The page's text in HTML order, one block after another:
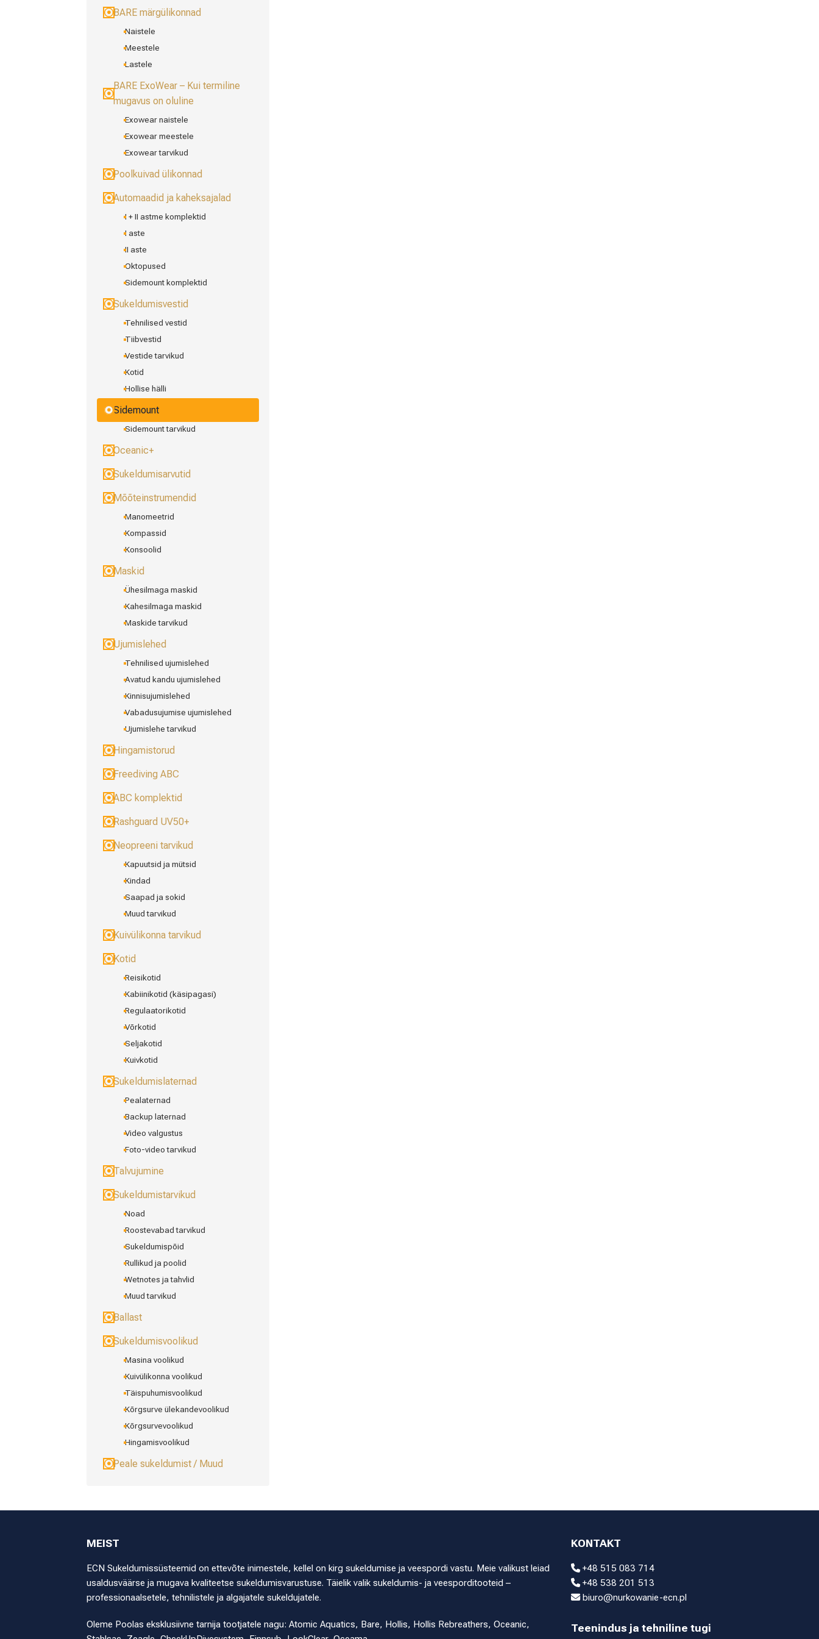
BARE märgülikonnad
Naistele
Meestele
Lastele
BARE ExoWear – Kui termiline
mugavus on oluline
Exowear naistele
Exowear meestele
Exowear tarvikud
Poolkuivad ülikonnad
Automaadid ja kaheksajalad
I + II astme komplektid
I aste
II aste
Oktopused
Sidemount komplektid
Sukeldumisvestid
Tehnilised vestid
Tiibvestid
Vestide tarvikud
Kotid
Hollise hälli
Sidemount
Sidemount tarvikud
Oceanic+
Sukeldumisarvutid
Mõõteinstrumendid
Manomeetrid
Kompassid
Konsoolid
Maskid
Ühesilmaga maskid
Kahesilmaga maskid
Maskide tarvikud
Ujumislehed
Tehnilised ujumislehed
Avatud kandu ujumislehed
Kinnisujumislehed
Vabadusujumise ujumislehed
Ujumislehe tarvikud
Hingamistorud
Freediving ABC
ABC komplektid
Rashguard UV50+
Neopreeni tarvikud
Kapuutsid ja mütsid
Kindad
Saapad ja sokid
Muud tarvikud
Kuivülikonna tarvikud
Kotid
Reisikotid
Kabiinikotid (käsipagasi)
Regulaatorikotid
Võrkotid
Seljakotid
Kuivkotid
Sukeldumislaternad
Pealaternad
Backup laternad
Video valgustus
Foto-video tarvikud
Talvujumine
Sukeldumistarvikud
Noad
Roostevabad tarvikud
Sukeldumispõid
Rullikud ja poolid
Wetnotes ja tahvlid
Muud tarvikud
Ballast
Sukeldumisvoolikud
Masina voolikud
Kuivülikonna voolikud
Täispuhumisvoolikud
Kõrgsurve ülekandevoolikud
Kõrgsurvevoolikud
Hingamisvoolikud
Peale sukeldumist / Muud
MEIST
ECN Sukeldumissüsteemid on ettevõte inimestele, kellel on kirg sukeldumise ja veespordi vastu. Meie valikust leiad
usaldusväärse ja mugava kvaliteetse sukeldumisvarustuse. Täielik valik sukeldumis- ja veesporditooteid –
professionaalsetele, tehnilistele ja algajatele sukeldujatele.
Oleme Poolas eksklusiivne tarnija tootjatele nagu: Atomic Aquatics, Bare, Hollis, Hollis Rebreathers, Oceanic,
KONTAKT
+48 515 083 714
+48 538 201 513
biuro@nurkowanie-ecn.pl
Teenindus ja tehniline tugi